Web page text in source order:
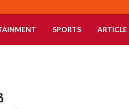
SPORTS ARTICLE